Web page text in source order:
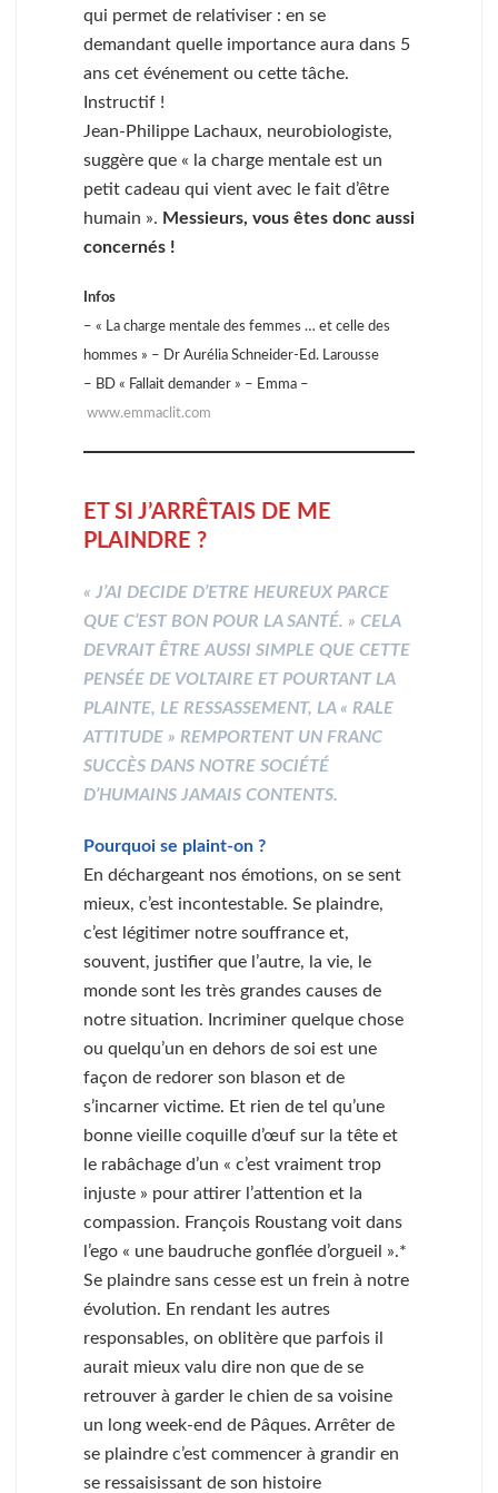
qui permet de relativiser : en se
demandant quelle importance aura dans 5
ans cet événement ou cette tâche.
Instructif !
Jean-Philippe Lachaux, neurobiologiste,
suggère que « la charge mentale est un
petit cadeau qui vient avec le fait d’être
humain ». Messieurs, vous êtes donc aussi
concernés !
Infos
– « La charge mentale des femmes … et celle des
hommes » – Dr Aurélia Schneider-Ed. Larousse
– BD « Fallait demander » – Emma –
www.emmaclit.com
ET SI J’ARRÊTAIS DE ME
PLAINDRE ?
« J’AI DECIDE D’ETRE HEUREUX PARCE
QUE C’EST BON POUR LA SANTÉ. » CELA
DEVRAIT ÊTRE AUSSI SIMPLE QUE CETTE
PENSÉE DE VOLTAIRE ET POURTANT LA
PLAINTE, LE RESSASSEMENT, LA « RALE
ATTITUDE » REMPORTENT UN FRANC
SUCCÈS DANS NOTRE SOCIÉTÉ
D’HUMAINS JAMAIS CONTENTS.
Pourquoi se plaint-on ?
En déchargeant nos émotions, on se sent
mieux, c’est incontestable. Se plaindre,
c’est légitimer notre souffrance et,
souvent, justifier que l’autre, la vie, le
monde sont les très grandes causes de
notre situation. Incriminer quelque chose
ou quelqu’un en dehors de soi est une
façon de redorer son blason et de
s’incarner victime. Et rien de tel qu’une
bonne vieille coquille d’œuf sur la tête et
le rabâchage d’un « c’est vraiment trop
injuste » pour attirer l’attention et la
compassion. François Roustang voit dans
l’ego « une baudruche gonflée d’orgueil ».*
Se plaindre sans cesse est un frein à notre
évolution. En rendant les autres
responsables, on oblitère que parfois il
aurait mieux valu dire non que de se
retrouver à garder le chien de sa voisine
un long week-end de Pâques. Arrêter de
se plaindre c’est commencer à grandir en
se ressaisissant de son histoire